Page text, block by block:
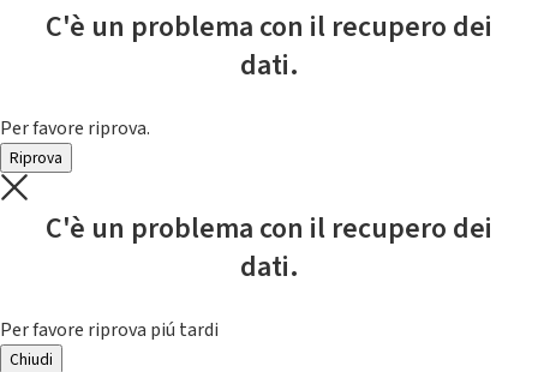
C'è un problema con il recupero dei
dati.
Per favore riprova.
Riprova
C'è un problema con il recupero dei
dati.
Per favore riprova piú tardi
Chiudi